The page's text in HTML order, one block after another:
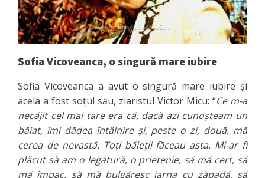
Sofia Vicoveanca, o singură mare iubire
Sofia Vicoveanca a avut o singură mare iubire și
acela a fost soțul său, ziaristul Victor Micu: “Ce m-a
necăjit cel mai tare era că, dacă azi cunoșteam un
băiat, îmi dădea întâlnire și, peste o zi, două, mă
cerea de nevastă. Toți băieții făceau asta. Mi-ar fi
plăcut să am o legătură, o prietenie, să mă cert, să
mă împac, să mă bulgăresc iarna cu zăpadă, să